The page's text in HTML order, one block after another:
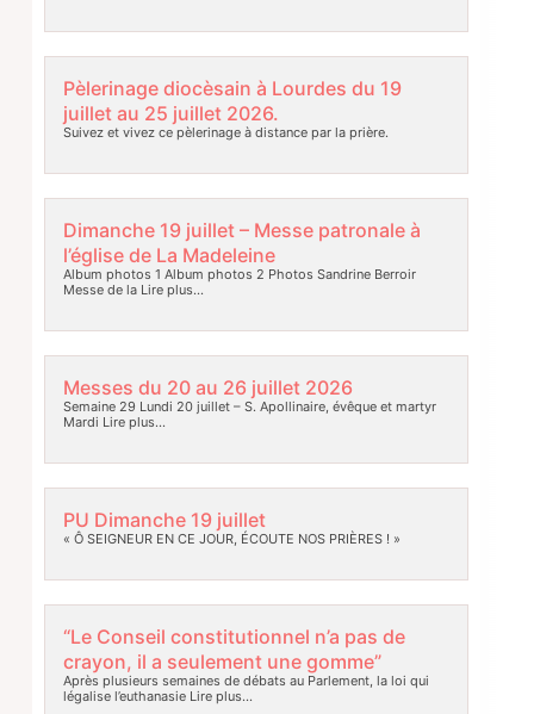
Pèlerinage diocèsain à Lourdes du 19
juillet au 25 juillet 2026.
Suivez et vivez ce pèlerinage à distance par la prière.
Dimanche 19 juillet – Messe patronale à
l’église de La Madeleine
Album photos 1 Album photos 2 Photos Sandrine Berroir
Messe de laLire plus…
Messes du 20 au 26 juillet 2026
Semaine 29 Lundi 20 juillet – S. Apollinaire, évêque et martyr
Mardi Lire plus…
PU Dimanche 19 juillet
« Ô SEIGNEUR EN CE JOUR, ÉCOUTE NOS PRIÈRES ! »
“Le Conseil constitutionnel n’a pas de
crayon, il a seulement une gomme”
Après plusieurs semaines de débats au Parlement, la loi qui
légalise l’euthanasieLire plus…